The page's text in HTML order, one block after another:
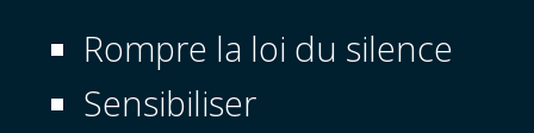
Rompre la loi du silence
Sensibiliser